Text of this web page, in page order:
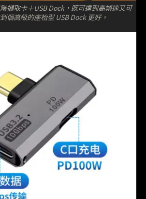
取卡＋USB Dock，既可達到高幀速又可
個高級的座枱型 USB Dock 更好。